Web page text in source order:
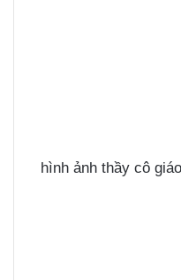
hình ảnh thầy cô